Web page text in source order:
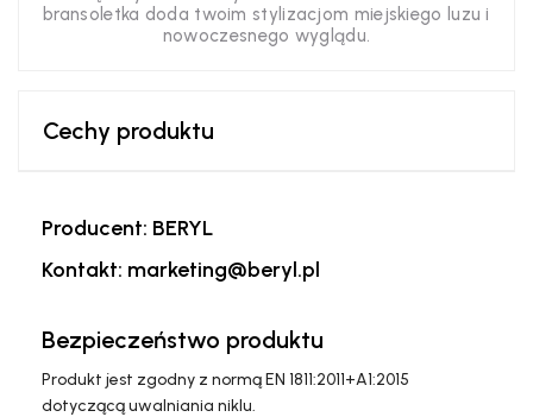
bransoletka doda twoim stylizacjom miejskiego luzu i
nowoczesnego wyglądu.
Cechy produktu
Producent: BERYL
Kontakt: marketing@beryl.pl
Bezpieczeństwo produktu
Produkt jest zgodny z normą EN 1811:2011+A1:2015
dotyczącą uwalniania niklu.